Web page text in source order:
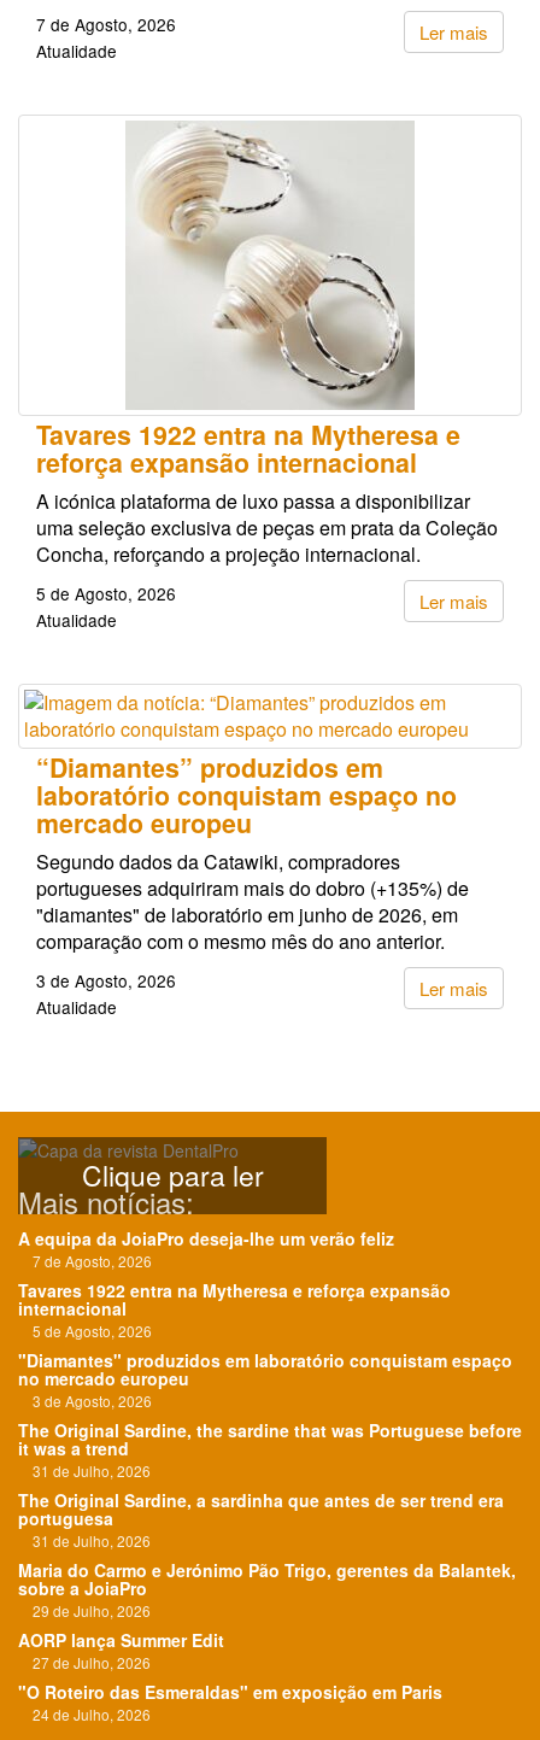
Ler mais
7 de Agosto, 2026
Atualidade
Tavares 1922 entra na Mytheresa e
reforça expansão internacional
A icónica plataforma de luxo passa a disponibilizar
uma seleção exclusiva de peças em prata da Coleção
Concha, reforçando a projeção internacional.
Ler mais
5 de Agosto, 2026
Atualidade
“Diamantes” produzidos em
laboratório conquistam espaço no
mercado europeu
Segundo dados da Catawiki, compradores
portugueses adquiriram mais do dobro (+135%) de
"diamantes" de laboratório em junho de 2026, em
comparação com o mesmo mês do ano anterior.
Ler mais
3 de Agosto, 2026
Atualidade
Clique para ler
Mais notícias:
A equipa da JoiaPro deseja-lhe um verão feliz
7 de Agosto, 2026
Tavares 1922 entra na Mytheresa e reforça expansão
internacional
5 de Agosto, 2026
"Diamantes" produzidos em laboratório conquistam espaço
no mercado europeu
3 de Agosto, 2026
The Original Sardine, the sardine that was Portuguese before
it was a trend
31 de Julho, 2026
The Original Sardine, a sardinha que antes de ser trend era
portuguesa
31 de Julho, 2026
Maria do Carmo e Jerónimo Pão Trigo, gerentes da Balantek,
sobre a JoiaPro
29 de Julho, 2026
AORP lança Summer Edit
27 de Julho, 2026
"O Roteiro das Esmeraldas" em exposição em Paris
24 de Julho, 2026